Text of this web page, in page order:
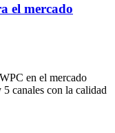
el mercado
en el mercado
canales con la calidad